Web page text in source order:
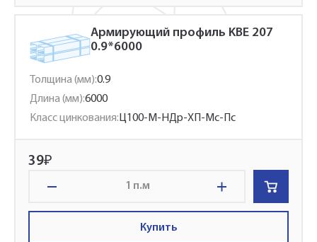
Армирующий профиль KBE 207
0.9*6000
Толщина (мм):0.9
Длина (мм):6000
Класс цинкования: Ц100-М-НДр-ХП-Мс-Пс
39₽
п.м
Купить